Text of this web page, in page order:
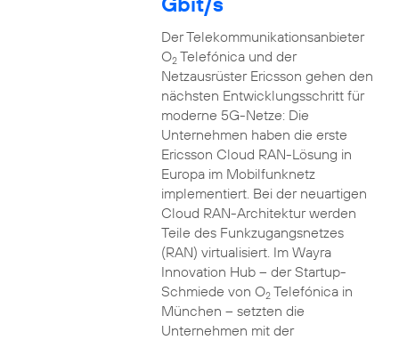
Der Telekommunikationsanbieter
O2Telefónica und der
Netzausrüster Ericsson gehen den
nächsten Entwicklungsschritt für
moderne 5G-Netze: Die
Unternehmen haben die erste
Ericsson Cloud RAN-Lösung in
Europa im Mobilfunknetz
implementiert. Bei der neuartigen
Cloud RAN-Architektur werden
Teile des Funkzugangsnetzes
(RAN) virtualisiert. Im Wayra
Innovation Hub – der Startup-
Schmiede von O2Telefónica in
München – setzten die
Unternehmen mit der